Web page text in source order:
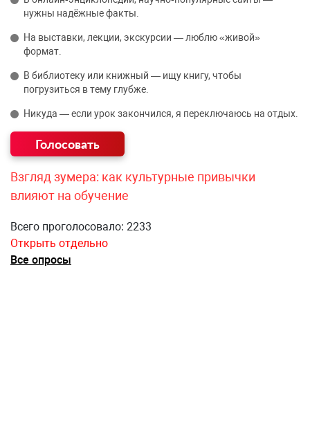
нужны надёжные факты.
На выставки, лекции, экскурсии — люблю «живой»
формат.
В библиотеку или книжный — ищу книгу, чтобы
погрузиться в тему глубже.
Никуда — если урок закончился, я переключаюсь на отдых.
Взгляд зумера: как культурные привычки
влияют на обучение
Всего проголосовало: 2233
Открыть отдельно
Все опросы